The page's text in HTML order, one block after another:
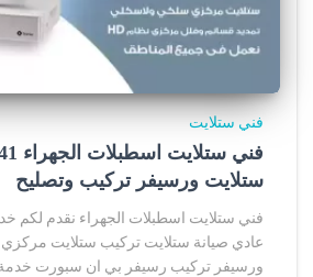
فني ستلايت
ستلايت ورسيفر تركيب وتصليح
فني ستلايت اسطبلات الجهراء نقدم لكم
عادي صيانة ستلايت تركيب ستلايت
ورسيفر تركيب رسيفر بي ان سبورت